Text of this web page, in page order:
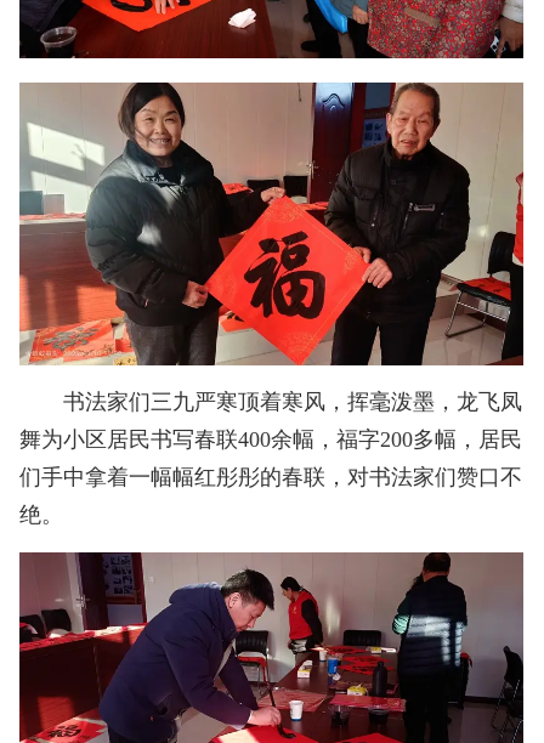
书法家们三九严寒顶着寒风，挥毫泼墨，龙飞凤
舞为小区居民书写春联400余幅，福字200多幅，居民
们手中拿着一幅幅红彤彤的春联，对书法家们赞口不
绝。